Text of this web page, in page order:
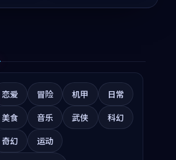
恋爱 冒险 机甲
日常
美食 音乐 武侠
科幻
奇幻 运动